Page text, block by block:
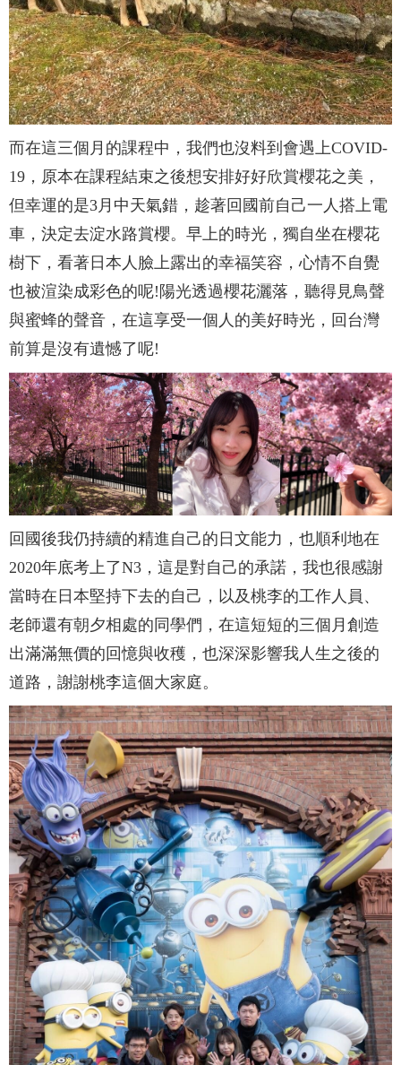
而在這三個月的課程中，我們也沒料到會遇上COVID-
19，原本在課程結束之後想安排好好欣賞櫻花之美，
但幸運的是3月中天氣錯，趁著回國前自己一人搭上電
車，決定去淀水路賞櫻。早上的時光，獨自坐在櫻花
樹下，看著日本人臉上露出的幸福笑容，心情不自覺
也被渲染成彩色的呢!陽光透過櫻花灑落，聽得見鳥聲
與蜜蜂的聲音，在這享受一個人的美好時光，回台灣
前算是沒有遺憾了呢!
回國後我仍持續的精進自己的日文能力，也順利地在
2020年底考上了N3，這是對自己的承諾，我也很感謝
當時在日本堅持下去的自己，以及桃李的工作人員、
老師還有朝夕相處的同學們，在這短短的三個月創造
出滿滿無價的回憶與收穫，也深深影響我人生之後的
道路，謝謝桃李這個大家庭。